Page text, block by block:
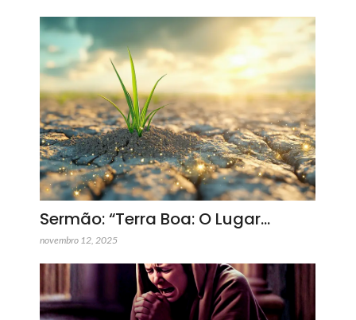
Sermão: “Terra Boa: O Lugar…
novembro 12, 2025